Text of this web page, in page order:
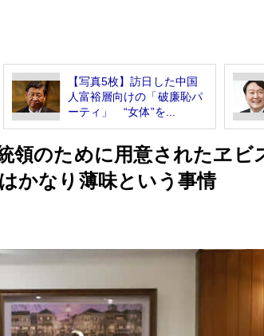
【写真5枚】訪日した中国
人富裕層向けの「破廉恥パ
ーティ」 “女体”を...
領のために用意されたヱビ
かなり薄味という事情